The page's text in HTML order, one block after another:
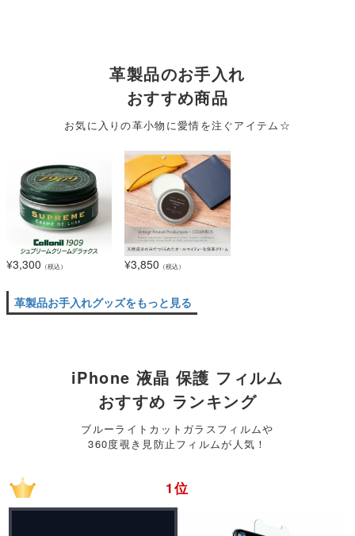
革製品のお手入れ
おすすめ商品
お気に入りの革小物に愛情を注ぐアイテム☆
¥3,300 （税込） ¥3,850 （税込）
革製品お手入れグッズをもっと見る
iPhone 液晶 保護 フィルム
おすすめ ランキング
ブルーライトカットガラスフィルムや
360度覗き見防止フィルムが人気！
1位